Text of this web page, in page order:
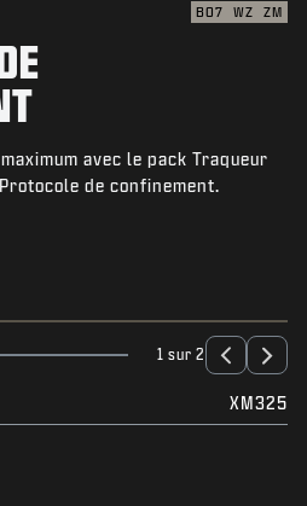
BO7 WZ ZM
avec le pack Traqueur
de confinement.
1 sur 2
XM325